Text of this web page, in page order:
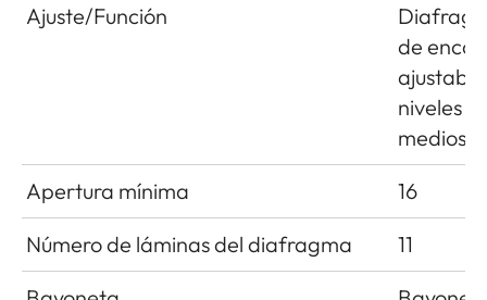
Ajuste/Función
de
niveles
medios
Apertura mínima
16
Número de láminas del diafragma
11